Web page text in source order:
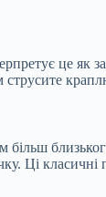
це
більш
Ці